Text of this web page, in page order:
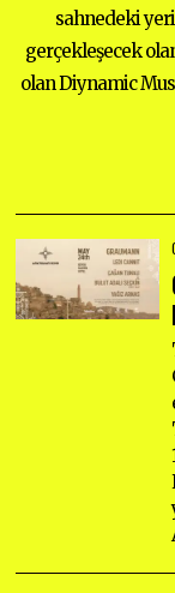
sahnedeki
gerçekleşecek
olan Diynamic